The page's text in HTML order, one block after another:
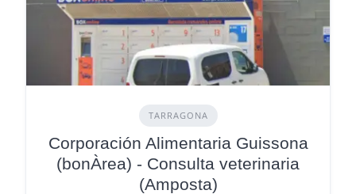
TARRAGONA
Corporación Alimentaria Guissona
(bonÀrea) - Consulta veterinaria
(Amposta)